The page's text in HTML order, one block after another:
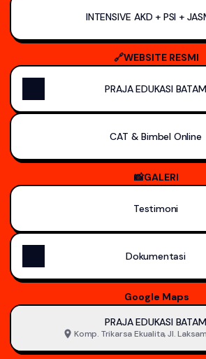
INTENSIVE AKD + PSI +
🔗WEBSITE RESMI
PRAJA EDUKASI BATAM
CAT & Bimbel Online
📸GALERI
Testimoni
Dokumentasi
Google Maps
PRAJA EDUKASI BATAM
Komp. Trikarsa Ekualita, Jl.